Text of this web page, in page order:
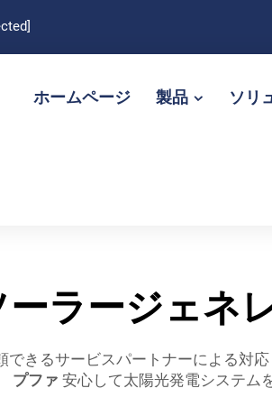
ホームページ 製品 ソリ
ーラージェネ
きるサービスパートナーによる対
プファ 安心して太陽光発電システム